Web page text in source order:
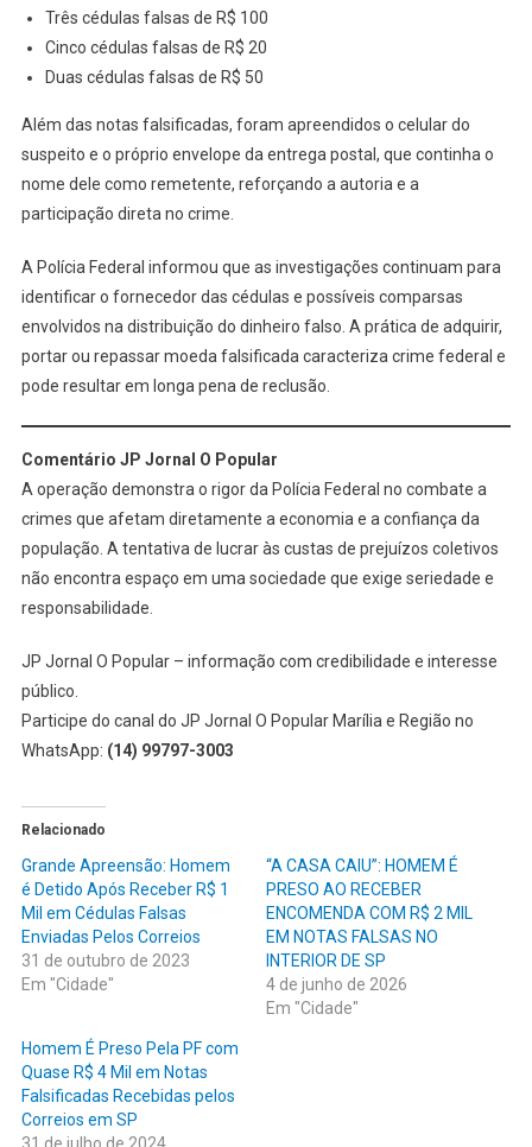
Três cédulas falsas de R$ 100
Cinco cédulas falsas de R$ 20
Duas cédulas falsas de R$ 50
Além das notas falsificadas, foram apreendidos o celular do
suspeito e o próprio envelope da entrega postal, que continha o
nome dele como remetente, reforçando a autoria e a
participação direta no crime.
A Polícia Federal informou que as investigações continuam para
identificar o fornecedor das cédulas e possíveis comparsas
envolvidos na distribuição do dinheiro falso. A prática de adquirir,
portar ou repassar moeda falsificada caracteriza crime federal e
pode resultar em longa pena de reclusão.
Comentário JP Jornal O Popular
A operação demonstra o rigor da Polícia Federal no combate a
crimes que afetam diretamente a economia e a confiança da
população. A tentativa de lucrar às custas de prejuízos coletivos
não encontra espaço em uma sociedade que exige seriedade e
responsabilidade.
JP Jornal O Popular – informação com credibilidade e interesse
público.
Participe do canal do JP Jornal O Popular Marília e Região no
WhatsApp: (14) 99797-3003
Relacionado
Grande Apreensão: Homem
é Detido Após Receber R$ 1
Mil em Cédulas Falsas
Enviadas Pelos Correios
31 de outubro de 2023
Em "Cidade"
“A CASA CAIU”: HOMEM É
PRESO AO RECEBER
ENCOMENDA COM R$ 2 MIL
EM NOTAS FALSAS NO
INTERIOR DE SP
4 de junho de 2026
Em "Cidade"
Homem É Preso Pela PF com
Quase R$ 4 Mil em Notas
Falsificadas Recebidas pelos
Correios em SP